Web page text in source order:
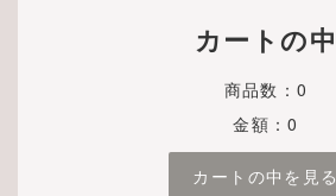
カートの中
商品数：0
金額：0
カートの中を見る